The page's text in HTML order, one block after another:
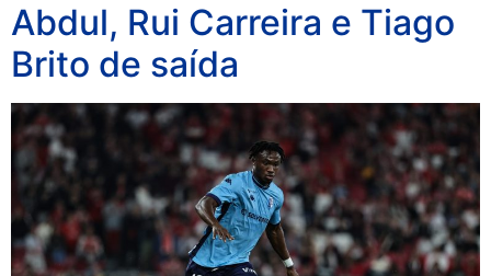
Abdul, Rui Carreira e Tiago
Brito de saída